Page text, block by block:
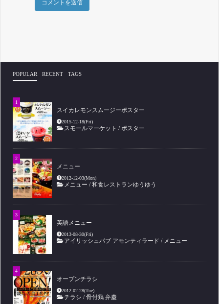
POPULAR RECENT TAGS
スイカレモンスムージーポスター
2015-12-18(Fri)
スモールマーケット /ポスター
メニュー
2012-12-03(Mon)
メニュー /和食レストランゆうゆう
英語メニュー
2013-08-30(Fri)
アイリッシュパブ アモンティラード / メニュー
オープンチラシ
2012-02-28(Tue)
チラシ /骨付鶏 弁慶